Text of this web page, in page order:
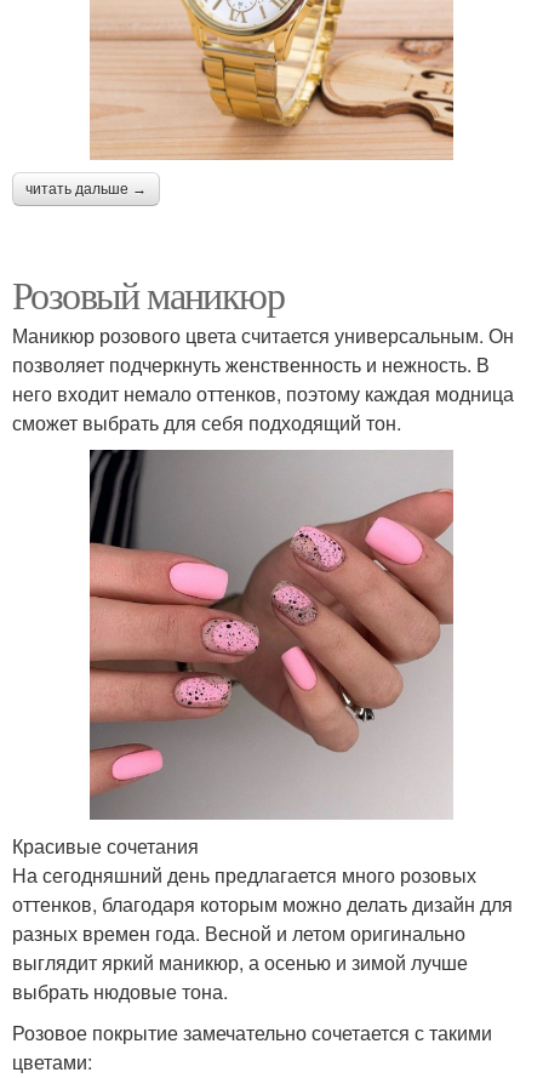
читать дальше →
Розовый маникюр
Маникюр розового цвета считается универсальным. Он
позволяет подчеркнуть женственность и нежность. В
него входит немало оттенков, поэтому каждая модница
сможет выбрать для себя подходящий тон.
Красивые сочетания
На сегодняшний день предлагается много розовых
оттенков, благодаря которым можно делать дизайн для
разных времен года. Весной и летом оригинально
выглядит яркий маникюр, а осенью и зимой лучше
выбрать нюдовые тона.
Розовое покрытие замечательно сочетается с такими
цветами: